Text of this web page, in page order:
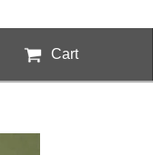
Cart